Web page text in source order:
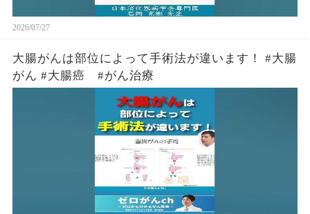
2026/07/27
大腸がんは部位によって手術法が違います！ #大腸
がん #大腸癌 #がん治療